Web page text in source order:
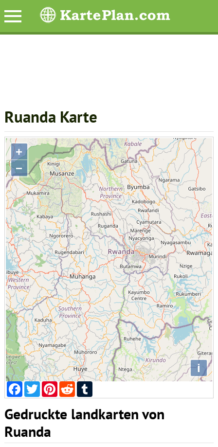
Ruanda Karte
+
−
i
Facebook
TwitterPinterest
RedditTumblr
Gedruckte landkarten von
Ruanda